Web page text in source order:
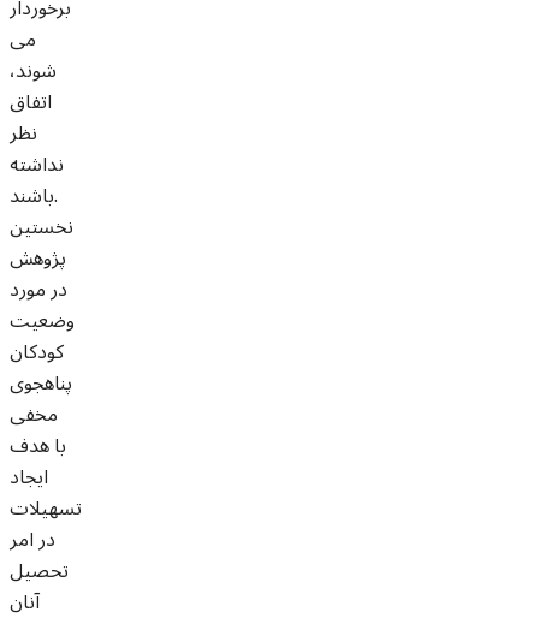
می
شوند،
اتفاق
نظر
نداشته
باشند.
نخستین
پژوهش
در مورد
وضعیت
کودکان
پناهجوی
مخفی
با هدف
ایجاد
تسهیلات
در امر
تحصیل
آنان